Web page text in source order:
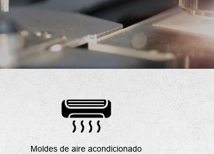
Moldes de aire acondicionado